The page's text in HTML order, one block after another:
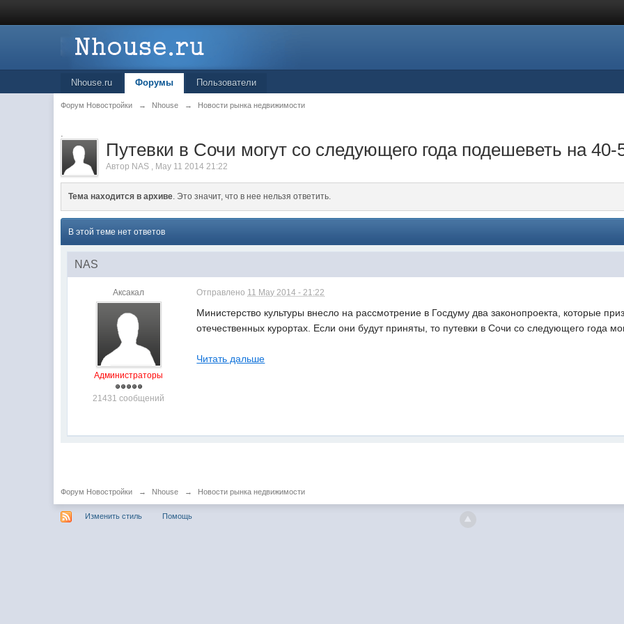
Nhouse.ru Форумы Пользователи
Форум Новостройки → Nhouse → Новости рынка недвижимости
.
Путевки в Сочи могут со следующего года подешеветь на 40-
Автор NAS , May 11 2014 21:22
Тема находится в архиве. Это значит, что в нее нельзя ответить.
В этой теме нет ответов
NAS
Аксакал
Администраторы
21431 сообщений
Отправлено 11 May 2014 - 21:22
Министерство культуры внесло на рассмотрение в Госдуму два законопроекта, которые
отечественных курортах. Если они будут приняты, то путевки в Сочи со следующего года
Читать дальше
Форум Новостройки → Nhouse → Новости рынка недвижимости
Изменить стиль Помощь